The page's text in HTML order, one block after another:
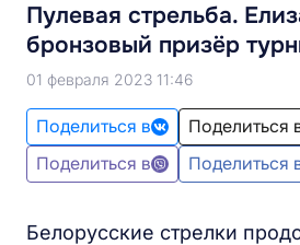
Пулевая стрельба.
бронзовый призёр
01 февраля 2023 11:46
Поделиться в
Поделиться
Поделиться в
Поделиться
Белорусские стрелки